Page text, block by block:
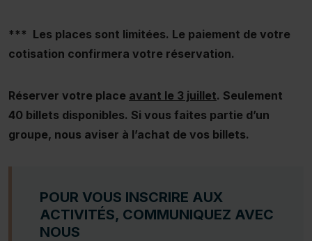
*** Les places sont limitées. Le paiement de votre
cotisation confirmera votre réservation.
Réserver votre place avant le 3 juillet. Seulement
40 billets disponibles. Si vous faites partie d’un
groupe, nous aviser à l’achat de vos billets.
POUR VOUS INSCRIRE AUX
ACTIVITÉS, COMMUNIQUEZ AVEC
NOUS